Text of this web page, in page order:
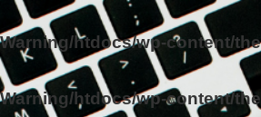
Warning/htdocs/wp-content/
Warning/htdocs/wp-content/